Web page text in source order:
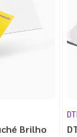
Brilho